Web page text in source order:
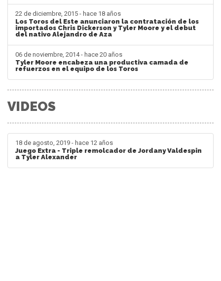
22 de diciembre, 2015 - hace 18 años
Los Toros del Este anunciaron la contratación de los
importados Chris Dickerson y Tyler Moore y el debut
del nativo Alejandro de Aza
06 de noviembre, 2014 - hace 20 años
Tyler Moore encabeza una productiva camada de
refuerzos en el equipo de los Toros
VIDEOS
18 de agosto, 2019 - hace 12 años
Juego Extra - Triple remolcador de Jordany Valdespin
a Tyler Alexander